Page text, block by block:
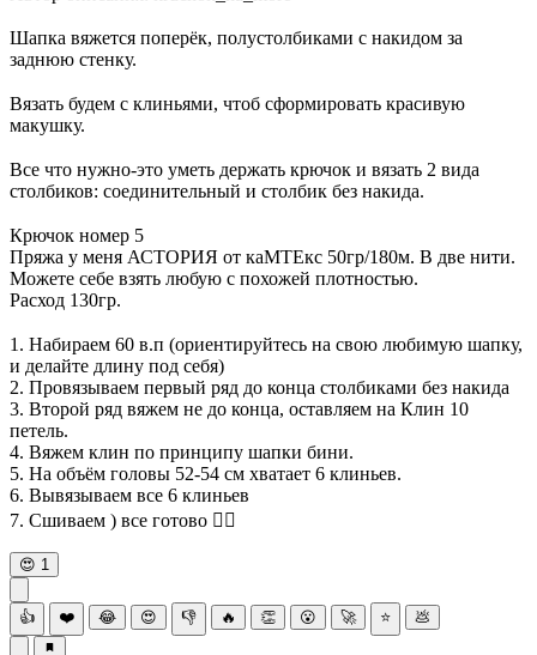
Шапка вяжется поперёк, полустолбиками с накидом за
заднюю стенку.
Вязать будем с клиньями, чтоб сформировать красивую
макушку.
Все что нужно-это уметь держать крючок и вязать 2 вида
столбиков: соединительный и столбик без накида.
Крючок номер 5
Пряжа у меня АСТОРИЯ от каМТЕкс 50гр/180м. В две нити.
Можете себе взять любую с похожей плотностью.
Расход 130гр.
1. Набираем 60 в.п (ориентируйтесь на свою любимую шапку,
и делайте длину под себя)
2. Провязываем первый ряд до конца столбиками без накида
3. Второй ряд вяжем не до конца, оставляем на Клин 10
петель.
4. Вяжем клин по принципу шапки бини.
5. На объём головы 52-54 см хватает 6 клиньев.
6. Вывязываем все 6 клиньев
7. Сшиваем ) все готово 👌🏻
😍 1
👍 ❤️ 😂 😍 👎 🔥 👏 😮 🚀 ⭐ 💩